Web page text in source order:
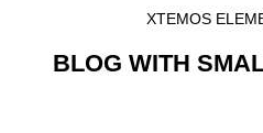
XTEMOS
BLOG WITH